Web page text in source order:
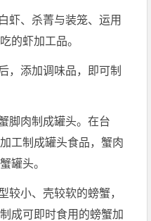
虾、杀菁与装笼、运用
的虾加工品。
，添加调味品，即可制
脚肉制成罐头。在台
工制成罐头食品，蟹肉
罐头。
较小、壳较软的螃蟹，
成可即时食用的螃蟹加